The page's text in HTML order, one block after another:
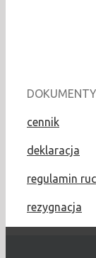
DOKUMENTY
cennik
deklaracja
regulamin
rezygnacja